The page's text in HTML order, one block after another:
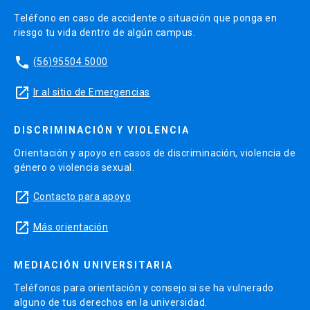
Departamento de Hematología-Oncología, P.
Medicina Interna y Hematología-Oncología.
Dr. Reinaldo Rosas
Médico cirujano, Especialista en Medicina
Interna, Enfermedades Infecciosas del Adulto.
Diplomado de Enfermedades Tropicales y
Course y Diplomado en Epidemiología. Jefe
Servicio de Infectología y Epidemiología
Clínica Alemana de Santiago.
Dr. Pablo Salazar
Teléfono en caso de accidente o situación que ponga en
riesgo tu vida dentro de algún campus.
phone (56)95504 5000
launch Ir al sitio de Emergencias
DISCRIMINACIÓN Y VIOLENCIA
Orientación y apoyo en casos de discriminación, violencia de
género o violencia sexual.
launch Contacto para apoyo
launch Más orientación
MEDIACIÓN UNIVERSITARIA
Teléfonos para orientación y consejo si se ha vulnerado
alguno de tus derechos en la universidad.